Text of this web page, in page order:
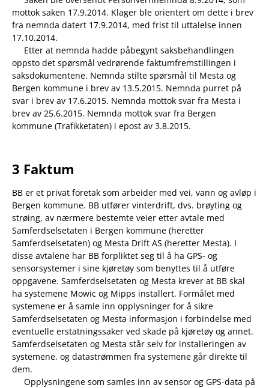
mottok saken 17.9.2014. Klager ble orientert om dette i brev
fra nemnda datert 17.9.2014, med frist til uttalelse innen
17.10.2014.
Etter at nemnda hadde påbegynt saksbehandlingen
oppsto det spørsmål vedrørende faktumfremstillingen i
saksdokumentene. Nemnda stilte spørsmål til Mesta og
Bergen kommune i brev av 13.5.2015. Nemnda purret på
svar i brev av 17.6.2015. Nemnda mottok svar fra Mesta i
brev av 25.6.2015. Nemnda mottok svar fra Bergen
kommune (Trafikketaten) i epost av 3.8.2015.
3 Faktum
BB er et privat foretak som arbeider med vei, vann og avløp i
Bergen kommune. BB utfører vinterdrift, dvs. brøyting og
strøing, av nærmere bestemte veier etter avtale med
Samferdselsetaten i Bergen kommune (heretter
Samferdselsetaten) og Mesta Drift AS (heretter Mesta). I
disse avtalene har BB forpliktet seg til å ha GPS- og
sensorsystemer i sine kjøretøy som benyttes til å utføre
oppgavene. Samferdselsetaten og Mesta krever at BB skal
ha systemene Mowic og Mipps installert. Formålet med
systemene er å samle inn opplysninger for å sikre
Samferdselsetaten og Mesta informasjon i forbindelse med
eventuelle erstatningssaker ved skade på kjøretøy og annet.
Samferdselsetaten og Mesta står selv for installeringen av
systemene, og datastrømmen fra systemene går direkte til
dem.
Opplysningene som samles inn av sensor og GPS-data på